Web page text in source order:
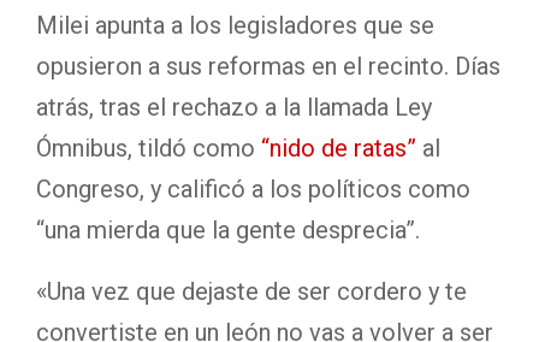
Milei apunta a los legisladores que se
opusieron a sus reformas en el recinto. Días
atrás, tras el rechazo a la llamada Ley
Ómnibus, tildó como “nido de ratas” al
Congreso, y calificó a los políticos como
“una mierda que la gente desprecia”.
«Una vez que dejaste de ser cordero y te
convertiste en un león no vas a volver a ser